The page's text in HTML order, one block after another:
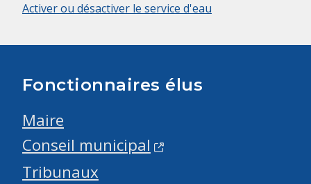
Activer ou désactiver le service d'eau
Fonctionnaires élus
Maire
Conseil municipal
Tribunaux